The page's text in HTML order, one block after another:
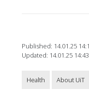
Published: 14.01.25
Updated: 14.01.25 14:43
Health About UiT